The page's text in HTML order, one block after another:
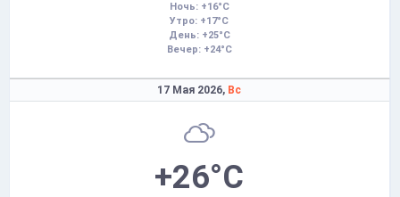
Ночь: +16°C
Утро: +17°C
День: +25°C
Вечер: +24°C
17 Мая 2026, Вс
+26°C